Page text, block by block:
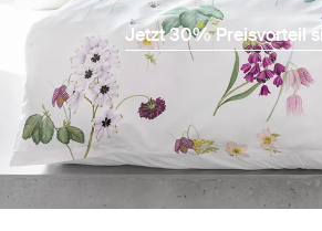
Jetzt 30% Preisvorteil